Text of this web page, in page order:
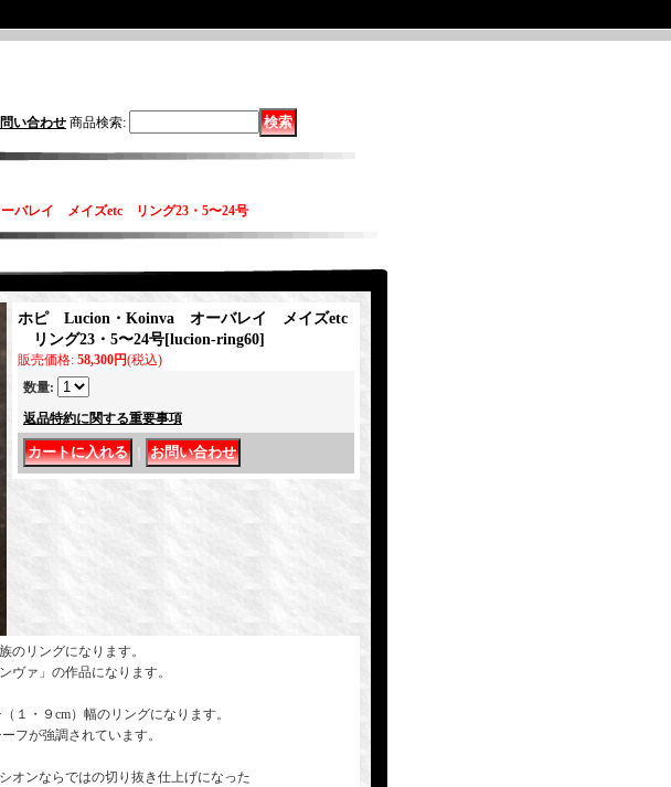
い合わせ 商品検索:
バレイ メイズetc リング23・5〜24号
ホピ Lucion・Koinva オーバレイ メイズetc
リング23・5〜24号[lucion-ring60]
販売価格: 58,300円(税込)
数量:
返品特約に関する重要事項
のリングになります。
ヴァ」の作品になります。
１・９cm）幅のリングになります。
フが強調されています。
オンならではの切り抜き仕上げになった